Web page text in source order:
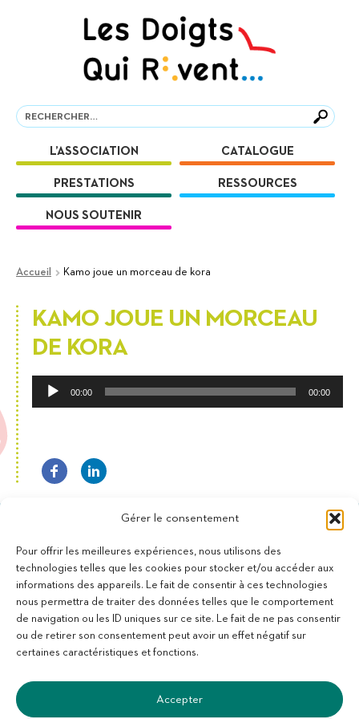
Gérer le consentement
Pour offrir les meilleures expériences, nous utilisons des
technologies telles que les cookies pour stocker et/ou accéder aux
informations des appareils. Le fait de consentir à ces technologies
nous permettra de traiter des données telles que le comportement
de navigation ou les ID uniques sur ce site. Le fait de ne pas consentir
ou de retirer son consentement peut avoir un effet négatif sur
certaines caractéristiques et fonctions.
Accepter
Recherche
Recherche
L’ASSOCIATION CATALOGUE
PRESTATIONS RESSOURCES
NOUS SOUTENIR
Accueil Kamo joue un morceau de kora
KAMO JOUE UN MORCEAU
DE KORA
Lecteur
00:00 00:00
11 bis Rue des Novalles
21240 Talant - France
+33 (0)3 80 59 22 88
Membre de la Fédération des Aveugles de France
Membre du collectif Les Éditeurs Atypiques